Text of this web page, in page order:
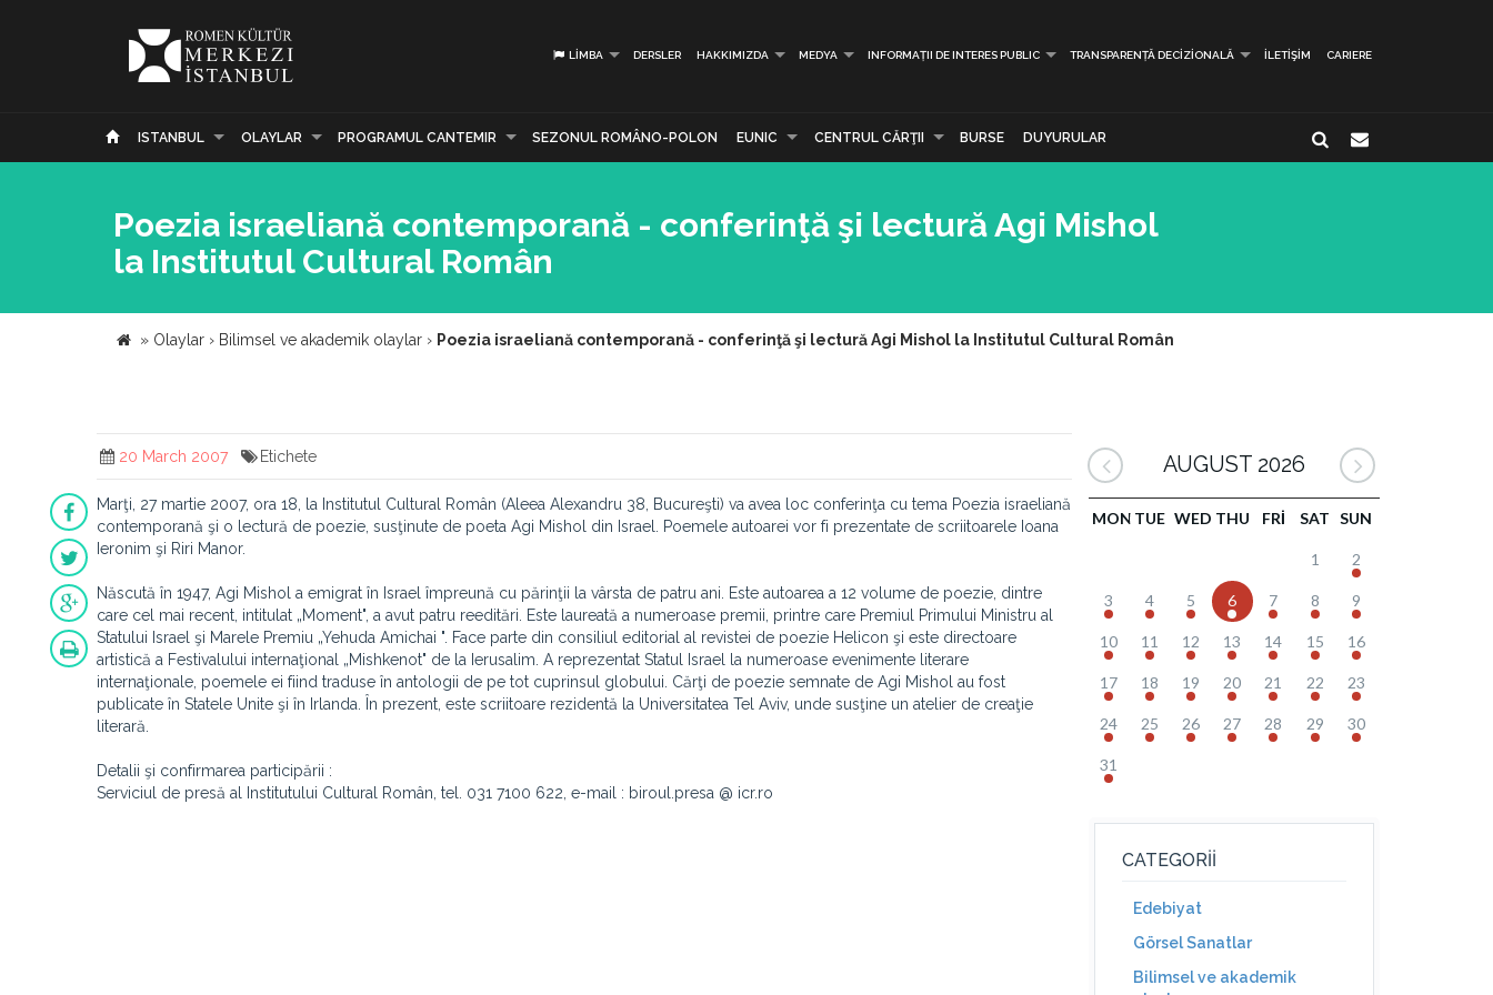
LIMBA DERSLER HAKKIMIZDA MEDYA INFORMAȚII DE INTERES PUBLIC TRANSPARENȚĂ DECIZIONALĂ İLETIŞIM CARIERE
ISTANBUL OLAYLAR PROGRAMUL CANTEMIR SEZONUL ROMÂNO-POLON EUNIC CENTRUL CĂRŢII BURSE DUYURULAR
Poezia israeliană contemporană - conferinţă şi lectură Agi Mishol
la Institutul Cultural Român
» Olaylar › Bilimsel ve akademik olaylar › Poezia israeliană contemporană - conferinţă şi lectură Agi Mishol la Institutul Cultural Român
20 March 2007 Etichete
Marţi, 27 martie 2007, ora 18, la Institutul Cultural Român (Aleea Alexandru 38, Bucureşti) va avea loc conferinţa cu tema Poezia israeliană
contemporană şi o lectură de poezie, susţinute de poeta Agi Mishol din Israel. Poemele autoarei vor fi prezentate de scriitoarele Ioana
Ieronim şi Riri Manor.
Născută în 1947, Agi Mishol a emigrat în Israel împreună cu părinţii la vârsta de patru ani. Este autoarea a 12 volume de poezie, dintre
care cel mai recent, intitulat „Moment", a avut patru reeditări. Este laureată a numeroase premii, printre care Premiul Primului Ministru al
Statului Israel şi Marele Premiu „Yehuda Amichai ". Face parte din consiliul editorial al revistei de poezie Helicon şi este directoare
artistică a Festivalului internaţional „Mishkenot" de la Ierusalim. A reprezentat Statul Israel la numeroase evenimente literare
internaţionale, poemele ei fiind traduse în antologii de pe tot cuprinsul globului. Cărţi de poezie semnate de Agi Mishol au fost
publicate în Statele Unite şi în Irlanda. În prezent, este scriitoare rezidentă la Universitatea Tel Aviv, unde susţine un atelier de creaţie
literară.
Detalii şi confirmarea participării :
Serviciul de presă al Institutului Cultural Român, tel. 031 7100 622, e-mail : biroul.presa @ icr.ro
AUGUST 2026
MON TUE WED THU FRI SAT SUN
1 2
3 4 5 6 7 8 9
10 11 12 13 14 15 16
17 18 19 20 21 22 23
24 25 26 27 28 29 30
31
CATEGORII
Edebiyat
Görsel Sanatlar
Bilimsel ve akademik